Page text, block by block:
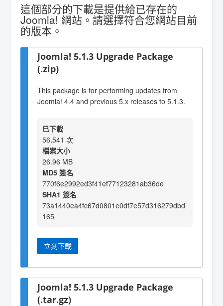
這個部分的下載是提供給已存在的
Joomla! 網站。請選擇符合您網站目前
的版本。
Joomla! 5.1.3 Upgrade Package
(.zip)
This package is for performing updates from
Joomla! 4.4 and previous 5.x releases to 5.1.3.
已下載
56,541 次
檔案大小
26.96 MB
MD5 簽名
770f6e2992ed3f41ef77123281ab36de
SHA1 簽名
73a1440ea4fc67d0801e0df7e57d316279dbd
165
立刻下載
Joomla! 5.1.3 Upgrade Package
(.tar.gz)